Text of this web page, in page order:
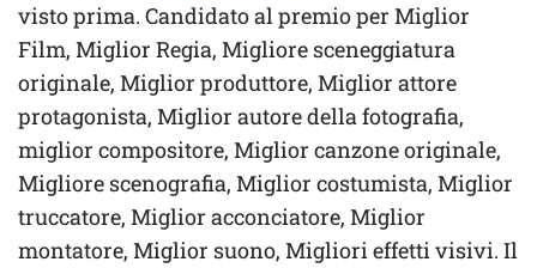
visto prima. Candidato al premio per Miglior
Film, Miglior Regia, Migliore sceneggiatura
originale, Miglior produttore, Miglior attore
protagonista, Miglior autore della fotografia,
miglior compositore, Miglior canzone originale,
Migliore scenografia, Miglior costumista, Miglior
truccatore, Miglior acconciatore, Miglior
montatore, Miglior suono, Migliori effetti visivi. Il